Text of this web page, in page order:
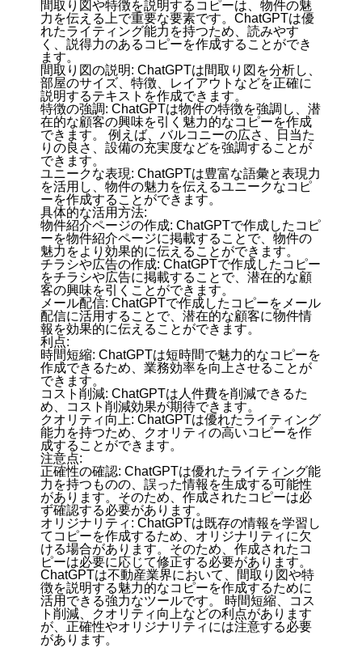
間取り図や特徴を説明するコピーは、物件の魅
力を伝える上で重要な要素です。ChatGPTは優
れたライティング能力を持つため、読みやす
く、説得力のあるコピーを作成することができ
ます。
間取り図の説明: ChatGPTは間取り図を分析し、
部屋のサイズ、特徴、レイアウトなどを正確に
説明するテキストを作成できます。
特徴の強調: ChatGPTは物件の特徴を強調し、潜
在的な顧客の興味を引く魅力的なコピーを作成
できます。 例えば、バルコニーの広さ、日当た
りの良さ、設備の充実度などを強調することが
できます。
ユニークな表現: ChatGPTは豊富な語彙と表現力
を活用し、物件の魅力を伝えるユニークなコピ
ーを作成することができます。
具体的な活用方法:
物件紹介ページの作成: ChatGPTで作成したコピ
ーを物件紹介ページに掲載することで、物件の
魅力をより効果的に伝えることができます。
チラシや広告の作成: ChatGPTで作成したコピー
をチラシや広告に掲載することで、潜在的な顧
客の興味を引くことができます。
メール配信: ChatGPTで作成したコピーをメール
配信に活用することで、潜在的な顧客に物件情
報を効果的に伝えることができます。
利点:
時間短縮: ChatGPTは短時間で魅力的なコピーを
作成できるため、業務効率を向上させることが
できます。
コスト削減: ChatGPTは人件費を削減できるた
め、コスト削減効果が期待できます。
クオリティ向上: ChatGPTは優れたライティング
能力を持つため、クオリティの高いコピーを作
成することができます。
注意点:
正確性の確認: ChatGPTは優れたライティング能
力を持つものの、誤った情報を生成する可能性
があります。そのため、作成されたコピーは必
ず確認する必要があります。
オリジナリティ: ChatGPTは既存の情報を学習し
てコピーを作成するため、オリジナリティに欠
ける場合があります。そのため、作成されたコ
ピーは必要に応じて修正する必要があります。
ChatGPTは不動産業界において、間取り図や特
徴を説明する魅力的なコピーを作成するために
活用できる強力なツールです。 時間短縮、コス
ト削減、クオリティ向上などの利点があります
が、正確性やオリジナリティには注意する必要
があります。